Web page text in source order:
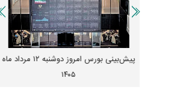
پیش‌بینی بورس امروز دوشنبه ۱۲ مرداد ماه
۱۴۰۵